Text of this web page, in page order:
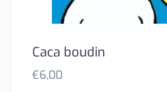
Caca boudin
€6,00